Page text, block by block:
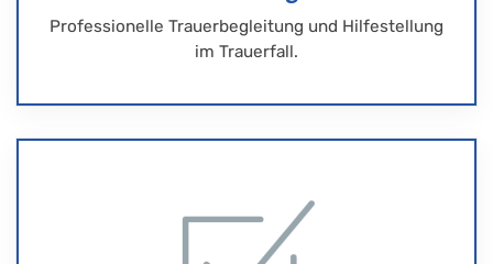
Professionelle Trauerbegleitung und Hilfestellung
im Trauerfall.